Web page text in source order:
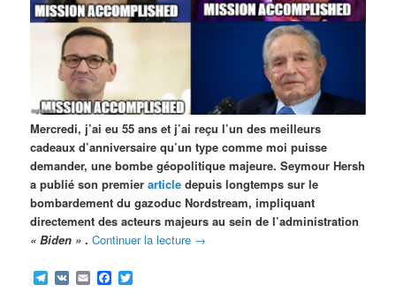
Mercredi, j’ai eu 55 ans et j’ai reçu l’un des meilleurs
cadeaux d’anniversaire qu’un type comme moi puisse
demander, une bombe géopolitique majeure. Seymour Hersh
a publié son premierarticle depuis longtemps sur le
bombardement du gazoduc Nordstream, impliquant
directement des acteurs majeurs au sein de l’administration
« Biden » . Continuer la lecture →
Telegram
VK EmailFacebook